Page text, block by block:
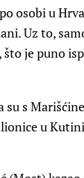
osobi u
Uz to,
je puno
su s
u